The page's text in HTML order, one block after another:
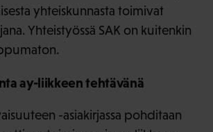
yhteiskunnasta toimivat
Yhteistyössä SAK on kuitenkin
ay-liikkeen tehtävänä
-asiakirjassa pohditaan